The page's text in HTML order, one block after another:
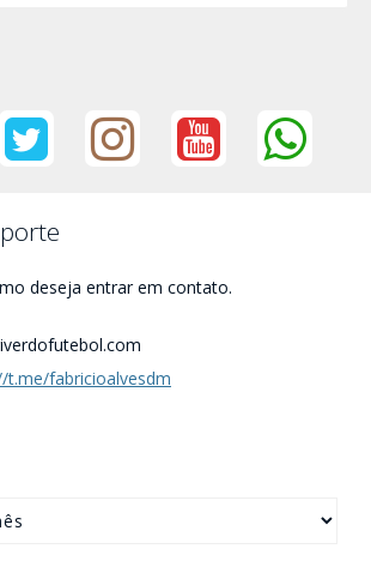
deseja entrar em contato.
t.me/fabricioalvesdm